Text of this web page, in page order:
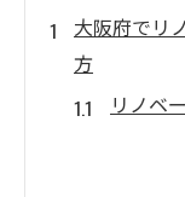
大阪府でリ
方
リノベ
大阪府